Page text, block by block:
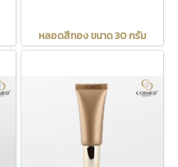
หลอดสีทอง ขนาด 30 กรัม